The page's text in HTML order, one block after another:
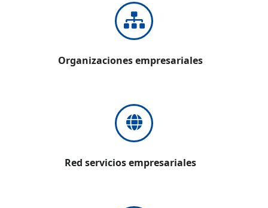
Organizaciones empresariales
Red servicios empresariales